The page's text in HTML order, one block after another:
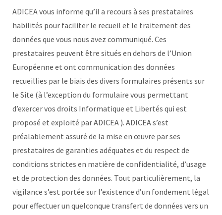
ADICEA vous informe qu’il a recours à ses prestataires
habilités pour faciliter le recueil et le traitement des
données que vous nous avez communiqué. Ces
prestataires peuvent être situés en dehors de l’Union
Européenne et ont communication des données
recueillies par le biais des divers formulaires présents sur
le Site (à l’exception du formulaire vous permettant
d’exercer vos droits Informatique et Libertés qui est
proposé et exploité par ADICEA ). ADICEA s’est
préalablement assuré de la mise en œuvre par ses
prestataires de garanties adéquates et du respect de
conditions strictes en matière de confidentialité, d’usage
et de protection des données. Tout particulièrement, la
vigilance s’est portée sur l’existence d’un fondement légal
pour effectuer un quelconque transfert de données vers un